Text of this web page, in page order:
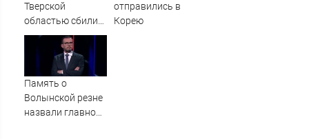
Дианой
Тверской
областью сбили
БПЛА
отправились в
Корею
Память о
Волынской резне
назвали главной